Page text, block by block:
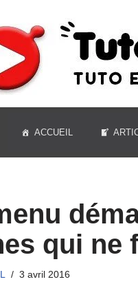
ACCUEIL
qui ne
3 avril 2016